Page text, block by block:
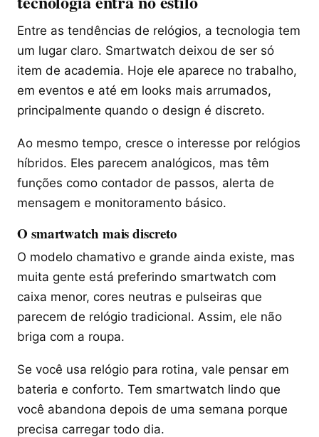
Entre as tendências de relógios, a tecnologia tem
um lugar claro. Smartwatch deixou de ser só
item de academia. Hoje ele aparece no trabalho,
em eventos e até em looks mais arrumados,
principalmente quando o design é discreto.
Ao mesmo tempo, cresce o interesse por relógios
híbridos. Eles parecem analógicos, mas têm
funções como contador de passos, alerta de
mensagem e monitoramento básico.
O smartwatch mais discreto
O modelo chamativo e grande ainda existe, mas
muita gente está preferindo smartwatch com
caixa menor, cores neutras e pulseiras que
parecem de relógio tradicional. Assim, ele não
briga com a roupa.
Se você usa relógio para rotina, vale pensar em
bateria e conforto. Tem smartwatch lindo que
você abandona depois de uma semana porque
precisa carregar todo dia.